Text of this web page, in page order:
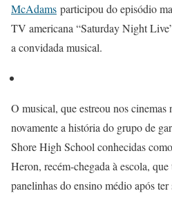
McAdams participou do episódio
TV americana “Saturday Night
a convidada musical.
O musical, que estreou nos cinemas
novamente a história do grupo de
Shore High School conhecidas
Heron, recém-chegada à escola,
panelinhas do ensino médio após ter